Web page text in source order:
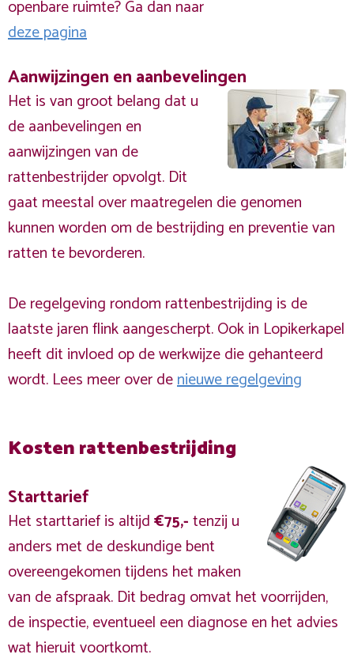
openbare ruimte? Ga dan naar
deze pagina
Aanwijzingen en aanbevelingen
Het is van groot belang dat u
de aanbevelingen en
aanwijzingen van de
rattenbestrijder opvolgt. Dit
gaat meestal over maatregelen die genomen
kunnen worden om de bestrijding en preventie van
ratten te bevorderen.
De regelgeving rondom rattenbestrijding is de
laatste jaren flink aangescherpt. Ook in Lopikerkapel
heeft dit invloed op de werkwijze die gehanteerd
wordt. Lees meer over denieuwe regelgeving
Kosten rattenbestrijding
Starttarief
Het starttarief is altijd€75,-tenzij u
anders met de deskundige bent
overeengekomen tijdens het maken
van de afspraak. Dit bedrag omvat het voorrijden,
de inspectie, eventueel een diagnose en het advies
wat hieruit voortkomt.